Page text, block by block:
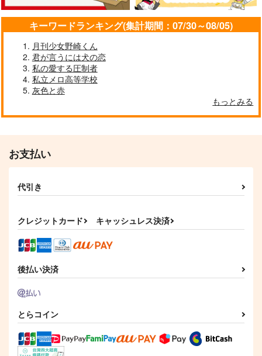
あいあい傘
629
太宰治×中原中也
作品詳細 作品詳細
初恋は二度おとずれる
太宰治×中原中也
カート
八方美人な君が厭
どうか普通の幸せを
キーワードランキング(集計期間：07/30～08/05)
月刊少女野崎くん
君が言うには犬の恋
私の愛する圧制者
私立メロ高等学校
灰色と赤
もっとみる
お支払い
代引き
クレジットカード キャッシュレス決済
後払い決済
とらコイン